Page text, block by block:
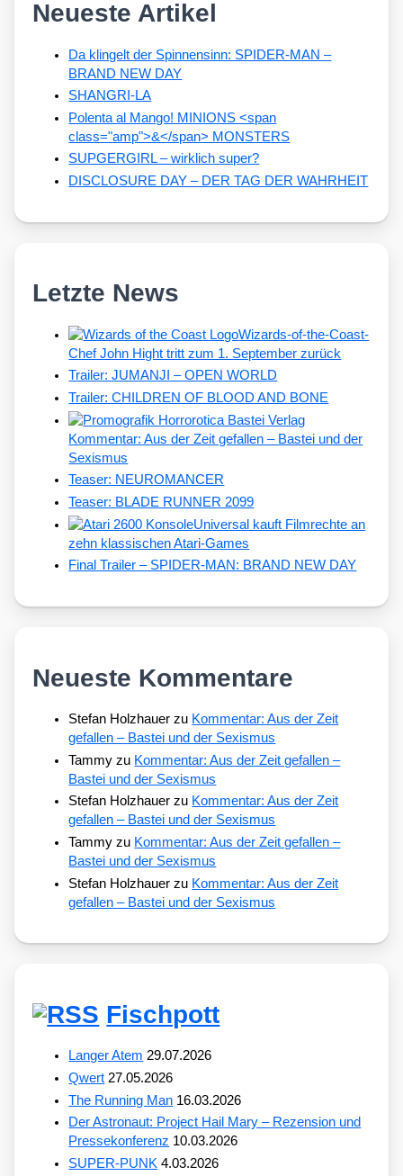
Neueste Artikel
Da klingelt der Spinnensinn: SPIDER-MAN –
BRAND NEW DAY
SHANGRI-LA
Polenta al Mango! MINIONS <span
class="amp">&</span> MONSTERS
SUPGERGIRL – wirklich super?
DISCLOSURE DAY – DER TAG DER WAHRHEIT
Letzte News
Wizards-of-the-Coast-
Chef John Hight tritt zum 1. September zurück
Trailer: JUMANJI – OPEN WORLD
Trailer: CHILDREN OF BLOOD AND BONE
Kommentar: Aus der Zeit gefallen – Bastei und der
Sexismus
Teaser: NEUROMANCER
Teaser: BLADE RUNNER 2099
Universal kauft Filmrechte an
zehn klassischen Atari-Games
Final Trailer – SPIDER-MAN: BRAND NEW DAY
Neueste Kommentare
Stefan Holzhauer zu Kommentar: Aus der Zeit
gefallen – Bastei und der Sexismus
Tammy zu Kommentar: Aus der Zeit gefallen –
Bastei und der Sexismus
Stefan Holzhauer zu Kommentar: Aus der Zeit
gefallen – Bastei und der Sexismus
Tammy zu Kommentar: Aus der Zeit gefallen –
Bastei und der Sexismus
Stefan Holzhauer zu Kommentar: Aus der Zeit
gefallen – Bastei und der Sexismus
Fischpott
Langer Atem 29.07.2026
Qwert 27.05.2026
The Running Man 16.03.2026
Der Astronaut: Project Hail Mary – Rezension und
Pressekonferenz 10.03.2026
SUPER-PUNK 4.03.2026